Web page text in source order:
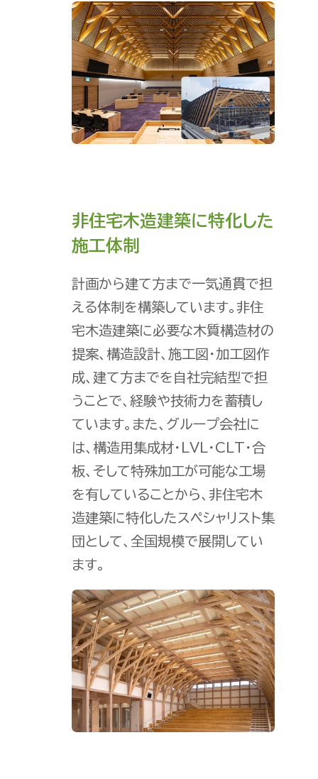
非住宅木造建築に特化した
施工体制
計画から建て方まで一気通貫で担
える体制を構築しています。非住
宅木造建築に必要な木質構造材の
提案、構造設計、施工図・加工図作
成、建て方までを自社完結型で担
うことで、経験や技術力を蓄積し
ています。また、グループ会社に
は、構造用集成材・LVL・CLT・合
板、そして特殊加工が可能な工場
を有していることから、非住宅木
造建築に特化したスペシャリスト集
団として、全国規模で展開してい
ます。